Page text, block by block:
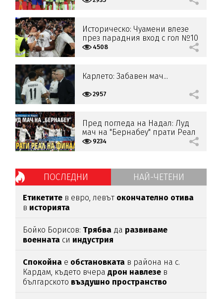
Историческо: Чуамени влезе
през парадния вход с гол №10
000 за Реал!
4508
Карлето: Забавен мач...
2957
Пред погледа на Надал: Луд
мач на "Бернабеу" прати Реал
на финал!
9234
ПОСЛЕДНИ НАЙ-ЧЕТЕНИ
Етикетите в евро, левът окончателно отива
в историята
Бойко Борисов: Трябва да развиваме
военната си индустрия
Спокойна е обстановката в района на с.
Кардам, където вчерадрон навлезе в
българското въздушно пространство